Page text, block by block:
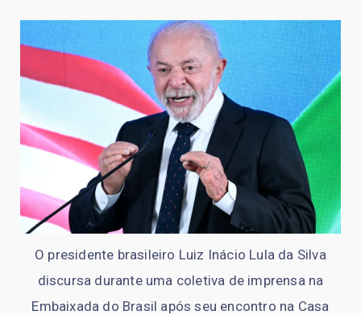
O presidente brasileiro Luiz Inácio Lula da Silva
discursa durante uma coletiva de imprensa na
Embaixada do Brasil após seu encontro na Casa